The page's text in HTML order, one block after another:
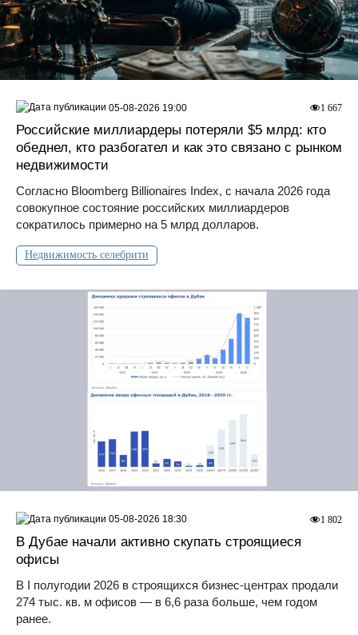
Российские миллиардеры потеряли $5 млрд: кто
обеднел, кто разбогател и как это связано с рынком
недвижимости
Согласно Bloomberg Billionaires Index, с начала 2026 года
совокупное состояние российских миллиардеров
сократилось примерно на 5 млрд долларов.
Недвижимость селебрити
1 667
05-08-2026 19:00
В Дубае начали активно скупать строящиеся
офисы
В I полугодии 2026 в строящихся бизнес-центрах продали
274 тыс. кв. м офисов — в 6,6 раза больше, чем годом
ранее.
1 802
05-08-2026 18:30